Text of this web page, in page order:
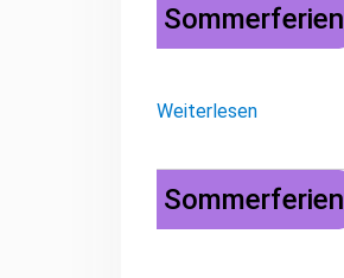
Sommerferien
Weiterlesen
Sommerferien